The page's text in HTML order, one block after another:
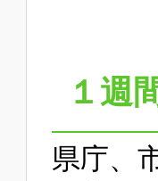
１週
県庁、